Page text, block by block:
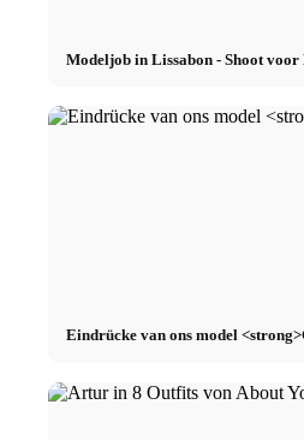
Modeljob in Lissabon - Shoot
Eindrücke van ons model